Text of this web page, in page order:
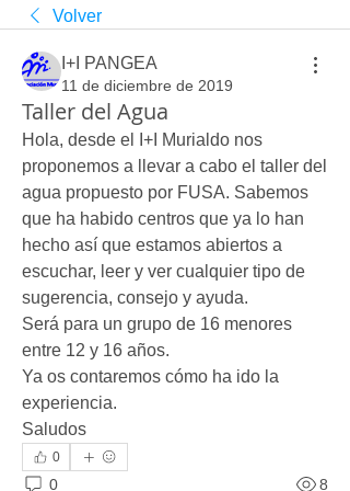
Volver
I+I PANGEA
11 de diciembre de 2019
Taller del Agua
Hola, desde el I+I Murialdo nos
proponemos a llevar a cabo el taller del
agua propuesto por FUSA. Sabemos
que ha habido centros que ya lo han
hecho así que estamos abiertos a
escuchar, leer y ver cualquier tipo de
sugerencia, consejo y ayuda.
Será para un grupo de 16 menores
entre 12 y 16 años.
Ya os contaremos cómo ha ido la
experiencia.
Saludos
0
0 8